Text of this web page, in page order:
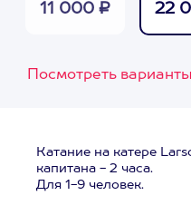
11 000 ₽ 22
Посмотреть
Катание на катере
капитана - 2 часа.
Для 1-9 человек.